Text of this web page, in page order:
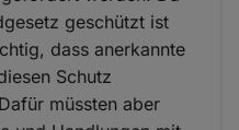
geschützt ist
dass anerkannte
Schutz
müssten aber